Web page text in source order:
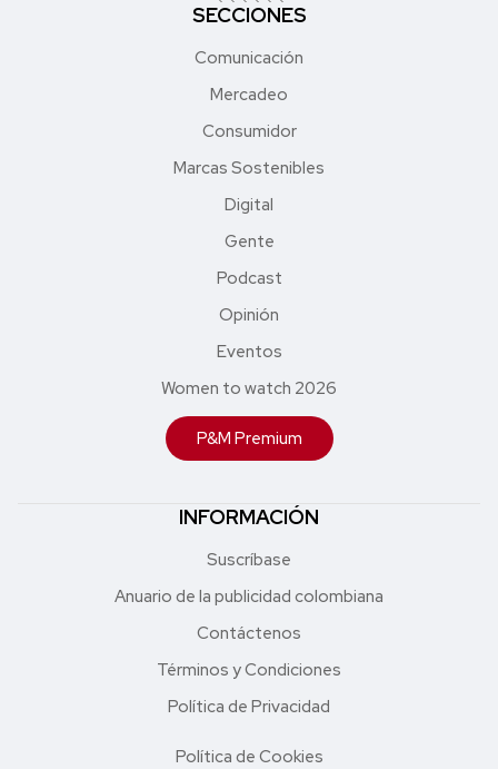
SECCIONES
Comunicación
Mercadeo
Consumidor
Marcas Sostenibles
Digital
Gente
Podcast
Opinión
Eventos
Women to watch 2026
P&M Premium
INFORMACIÓN
Suscríbase
Anuario de la publicidad colombiana
Contáctenos
Términos y Condiciones
Política de Privacidad
Política de Cookies